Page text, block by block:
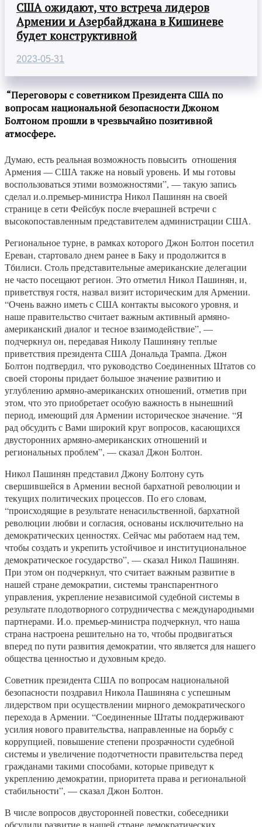
США ожидают, что встреча лидеров
Армении и Азербайджана в Кишиневе
будет конструктивной
2023-05-31
“Переговоры с советником Президента США по
вопросам национальной безопасности Джоном
Болтоном прошли в чрезвычайно позитивной
атмосфере.
Думаю, есть реальная возможность повысить отношения
Армения — США также на новый уровень. И мы готовы
воспользоваться этими возможностями”, — такую запись
сделал и.о.премьер-министра Никол Пашинян на своей
странице в сети Фейсбук после вчерашней встречи с
высокопоставленным представителем администрации США.
Региональное турне, в рамках которого Джон Болтон посетил
Ереван, стартовало днем ранее в Баку и продолжится в
Тбилиси. Столь представительные американские делегации
не часто посещают регион. Это отметил Никол Пашинян, и,
приветствуя гостя, назвал визит историческим для Армении.
“Очень важно иметь с США контакты высокого уровня, и
наше правительство считает важным активный армяно-
американский диалог и тесное взаимодействие”, —
подчеркнул он, передавая Николу Пашиняну теплые
приветствия президента США Дональда Трампа. Джон
Болтон подтвердил, что руководство Соединенных Штатов со
своей стороны придает большое значение развитию и
углублению армяно-американских отношений, отметив при
этом, что это приобретает особую важность в нынешний
период, имеющий для Армении историческое значение. “Я
рад обсудить с Вами широкий круг вопросов, касающихся
двусторонних армяно-американских отношений и
региональных проблем”, — сказал Джон Болтон.
Никол Пашинян представил Джону Болтону суть
свершившейся в Армении весной бархатной революции и
текущих политических процессов. По его словам,
“происходящие в результате ненасильственной, бархатной
революции любви и согласия, основаны исключительно на
демократических ценностях. Сейчас мы работаем над тем,
чтобы создать и укрепить устойчивое и институциональное
демократическое государство”, — сказал Никол Пашинян.
При этом он подчеркнул, что считает важным развитие в
нашей стране демократии, системы транспарентного
управления, укрепление независимой судебной системы в
результате плодотворного сотрудничества с международными
партнерами. И.о. премьер-министра подчеркнул, что наша
страна настроена решительно на то, чтобы продвигаться
вперед по пути развития демократии, что является для нашего
общества ценностью и духовным кредо.
Советник президента США по вопросам национальной
безопасности поздравил Никола Пашиняна с успешным
лидерством при осуществлении мирного демократического
перехода в Армении. “Соединенные Штаты поддерживают
усилия нового правительства, направленные на борьбу с
коррупцией, повышение степени прозрачности судебной
системы и увеличение подотчетности правительства перед
гражданами такими способами, которые приведут к
укреплению демократии, приоритета права и региональной
стабильности”, — сказал Джон Болтон.
В числе вопросов двусторонней повестки, собеседники
обсудили развитие в нашей стране демократических